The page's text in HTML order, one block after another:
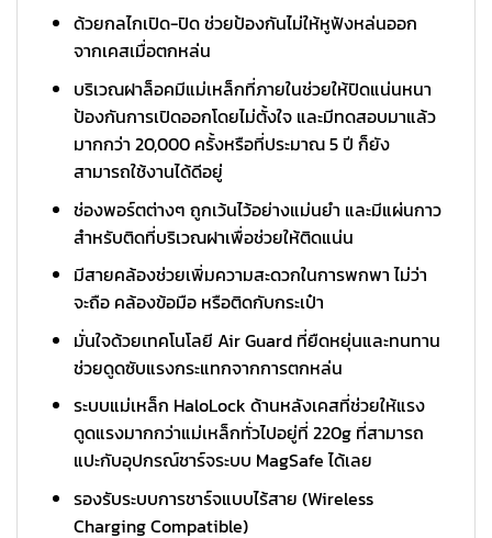
ด้วยกลไกเปิด-ปิด ช่วยป้องกันไม่ให้หูฟังหล่นออก
จากเคสเมื่อตกหล่น
บริเวณฝาล็อคมีแม่เหล็กที่ภายในช่วยให้ปิดแน่นหนา
ป้องกันการเปิดออกโดยไม่ตั้งใจ และมีทดสอบมาแล้ว
มากกว่า 20,000 ครั้งหรือที่ประมาณ 5 ปี ก็ยัง
สามารถใช้งานได้ดีอยู่
ช่องพอร์ตต่างๆ ถูกเว้นไว้อย่างแม่นยำ และมีแผ่นกาว
สำหรับติดที่บริเวณฝาเพื่อช่วยให้ติดแน่น
มีสายคล้องช่วยเพิ่มความสะดวกในการพกพา ไม่ว่า
จะถือ คล้องข้อมือ หรือติดกับกระเป๋า
มั่นใจด้วยเทคโนโลยี Air Guard ที่ยืดหยุ่นและทนทาน
ช่วยดูดซับแรงกระแทกจากการตกหล่น
ระบบแม่เหล็ก HaloLock ด้านหลังเคสที่ช่วยให้แรง
ดูดแรงมากกว่าแม่เหล็กทั่วไปอยู่ที่ 220g ที่สามารถ
แปะกับอุปกรณ์ชาร์จระบบ MagSafe ได้เลย
รองรับระบบการชาร์จแบบไร้สาย (Wireless
Charging Compatible)